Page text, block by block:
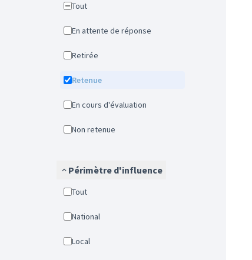
Tout
En attente de réponse
Retirée
Retenue
En cours d'évaluation
Non retenue
Périmètre d'influence
Tout
National
Local